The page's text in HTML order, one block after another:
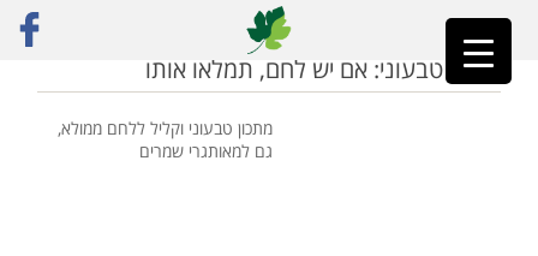
ראשי»אפיה טבעונית
אופים טבעוני: אם יש לחם, תמלאו אותו
מתכון טבעוני וקליל ללחם ממולא,
גם למאותגרי שמרים